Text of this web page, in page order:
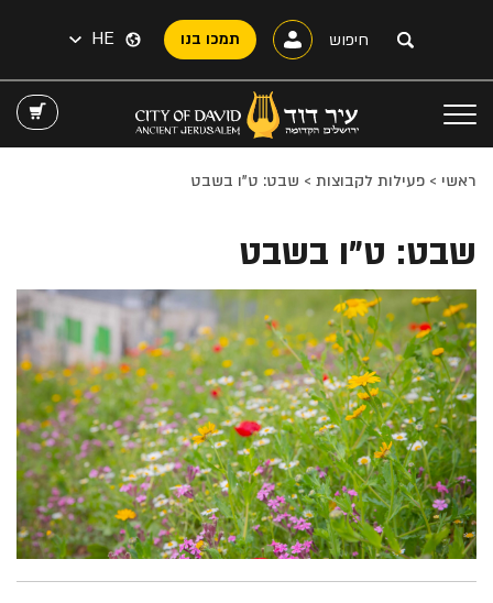
תמכו בנו HE
ראשי > פעילות לקבוצות > שבט: ט"ו בשבט
שבט: ט"ו בשבט